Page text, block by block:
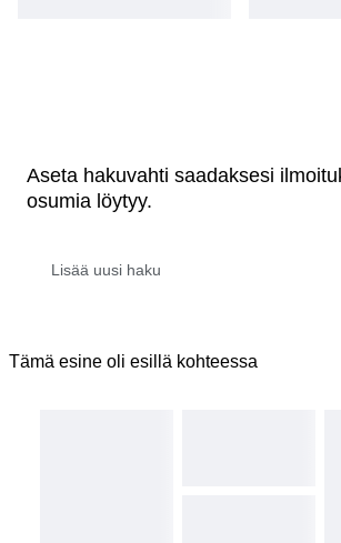
Aseta hakuvahti saadaksesi
osumia löytyy.
Tämä esine oli esillä kohteessa